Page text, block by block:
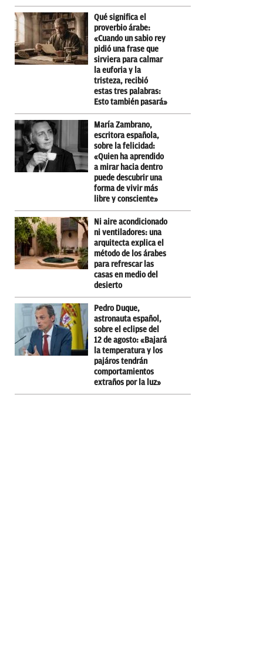
Qué significa el
proverbio árabe:
«Cuando un sabio rey
pidió una frase que
sirviera para calmar
la euforia y la
tristeza, recibió
estas tres palabras:
Esto también pasará»
María Zambrano,
escritora española,
sobre la felicidad:
«Quien ha aprendido
a mirar hacia dentro
puede descubrir una
forma de vivir más
libre y consciente»
Ni aire acondicionado
ni ventiladores: una
arquitecta explica el
método de los árabes
para refrescar las
casas en medio del
desierto
Pedro Duque,
astronauta español,
sobre el eclipse del
12 de agosto: «Bajará
la temperatura y los
pajáros tendrán
comportamientos
extraños por la luz»